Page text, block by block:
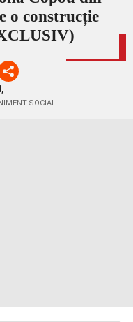
o construcție
SOCIAL